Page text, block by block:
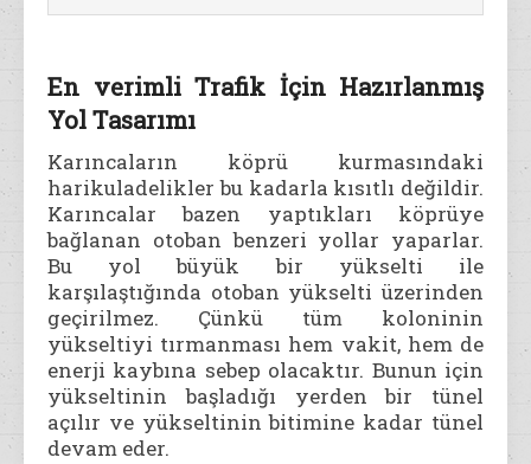
En verimli Trafik İçin Hazırlanmış
Yol Tasarımı
Karıncaların köprü kurmasındaki
harikuladelikler bu kadarla kısıtlı değildir.
Karıncalar bazen yaptıkları köprüye
bağlanan otoban benzeri yollar yaparlar.
Bu yol büyük bir yükselti ile
karşılaştığında otoban yükselti üzerinden
geçirilmez. Çünkü tüm koloninin
yükseltiyi tırmanması hem vakit, hem de
enerji kaybına sebep olacaktır. Bunun için
yükseltinin başladığı yerden bir tünel
açılır ve yükseltinin bitimine kadar tünel
devam eder.